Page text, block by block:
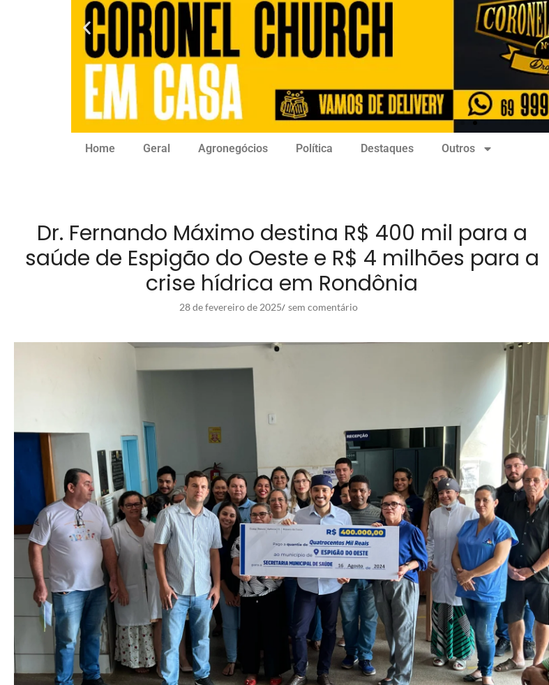
Home Geral Agronegócios Política Destaques Outros
Dr. Fernando Máximo destina R$ 400 mil para a
saúde de Espigão do Oeste e R$ 4 milhões para a
crise hídrica em Rondônia
28 de fevereiro de 2025/ sem comentário